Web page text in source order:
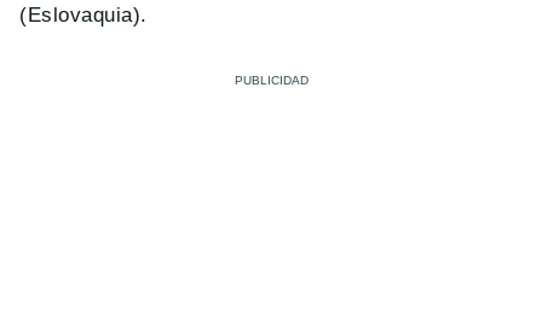
(Eslovaquia).